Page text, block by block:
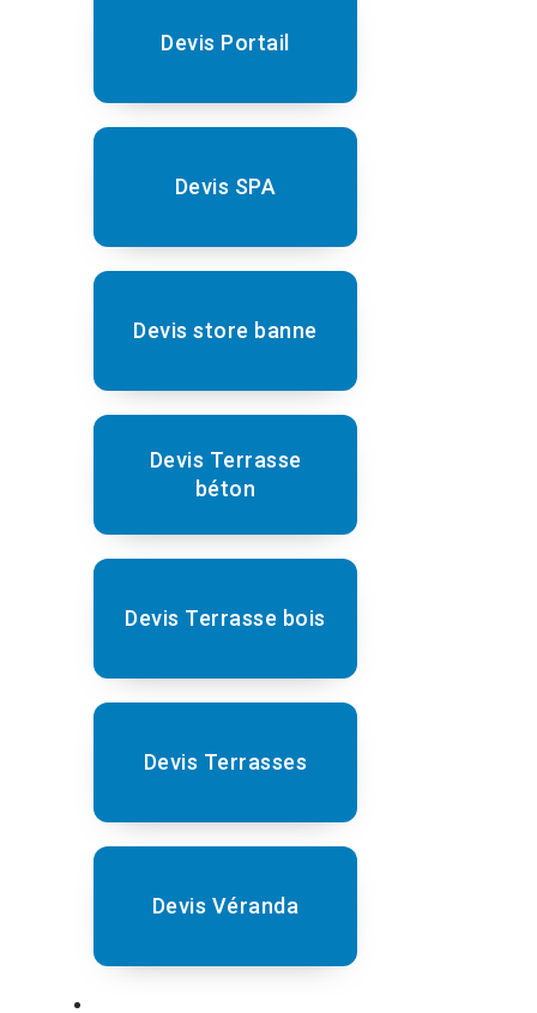
Devis Portail
Devis SPA
Devis store banne
Devis Terrasse
béton
Devis Terrasse bois
Devis Terrasses
Devis Véranda